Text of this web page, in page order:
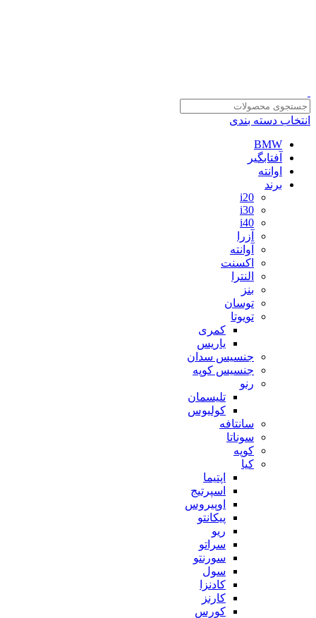
انتخاب دسته بندی
BMW
آفتابگیر
اوانته
برند
i20
i30
i40
آزرا
آوانته
اکسنت
النترا
بنز
توسان
تویوتا
کمری
یاریس
جنسیس سدان
جنسیس کوپه
رنو
تلیسمان
کولیوس
سانتافه
سوناتا
کوپه
کیا
اپتیما
اسپرتیج
اوپیروس
پیکانتو
ریو
سراتو
سورنتو
سول
کادنزا
کارنز
کورس